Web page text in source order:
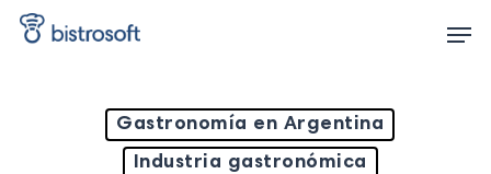
Skip
Gastronomía en Argentina
Industria gastronómica